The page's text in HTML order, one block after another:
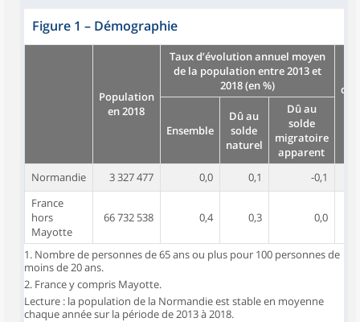
Figure 1 – Démographie
Population
en 2018
Taux d’évolution annuel moyen
de la population entre 2013 et
2018 (en %)
Ensemble
Dû au
solde
naturel
Dû au
solde
migratoire
apparent
Normandie
3 327 477 0,0 0,1
-0,1
France
hors
Mayotte
66 732 538 0,4 0,3 0,0
1. Nombre de personnes de 65 ans ou plus pour 100 personnes de
moins de 20 ans.
2. France y compris Mayotte.
Lecture : la population de la Normandie est stable en moyenne
chaque année sur la période de 2013 à 2018.